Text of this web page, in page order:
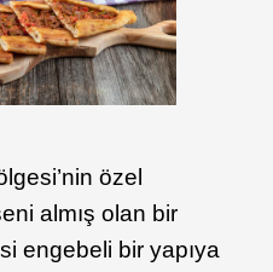
özel
almış olan bir
engebeli bir yapıya